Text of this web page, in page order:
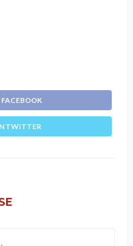
FACEBOOK
TWITTER